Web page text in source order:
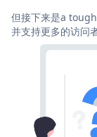
但接下来是a
并支持更多的访问